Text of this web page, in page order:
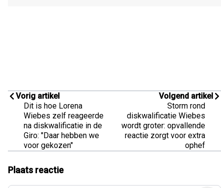
Vorig artikel
Dit is hoe Lorena
Wiebes zelf reageerde
na diskwalificatie in de
Giro: "Daar hebben we
voor gekozen"
Volgend artikel
Storm rond
diskwalificatie Wiebes
wordt groter: opvallende
reactie zorgt voor extra
ophef
Plaats reactie